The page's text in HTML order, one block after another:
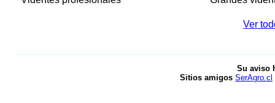
Ver
Su aviso
Sitios amigos SerAgro.cl